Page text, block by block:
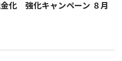
化 強化キャンペーン ８月